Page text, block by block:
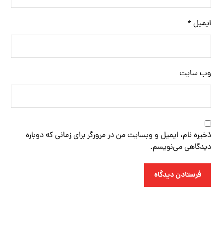
ایمیل *
وب‌ سایت
ذخیره نام، ایمیل و وبسایت من در مرورگر برای زمانی که دوباره
دیدگاهی می‌نویسم.
فرستادن دیدگاه